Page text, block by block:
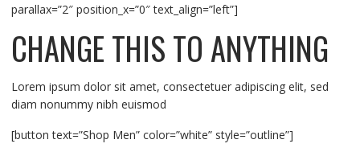
parallax=”2″ position_x=”0″ text_align=”left”]
CHANGE THIS TO ANYTHING
Lorem ipsum dolor sit amet, consectetuer adipiscing elit, sed
diam nonummy nibh euismod
[button text=”Shop Men” color=”white” style=”outline”]